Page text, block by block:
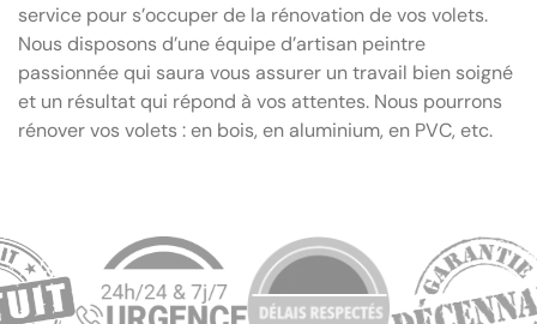
service pour s’occuper de la rénovation de vos volets.
Nous disposons d’une équipe d’artisan peintre
passionnée qui saura vous assurer un travail bien soigné
et un résultat qui répond à vos attentes. Nous pourrons
rénover vos volets : en bois, en aluminium, en PVC, etc.